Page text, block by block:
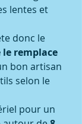
lentes et
donc le
le remplace
bon artisan
selon le
pour un